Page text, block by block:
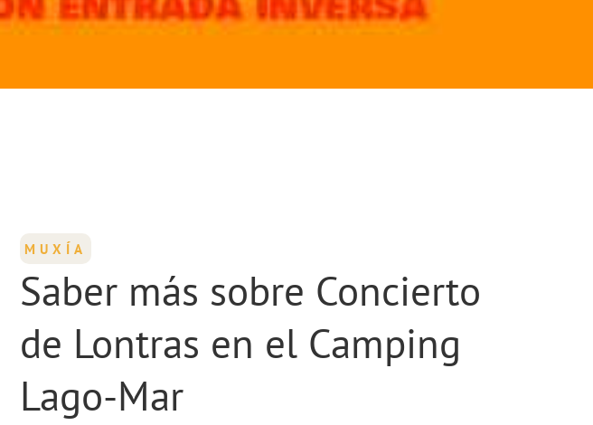
MUXÍA
Saber más sobre Concierto
de Lontras en el Camping
Lago-Mar